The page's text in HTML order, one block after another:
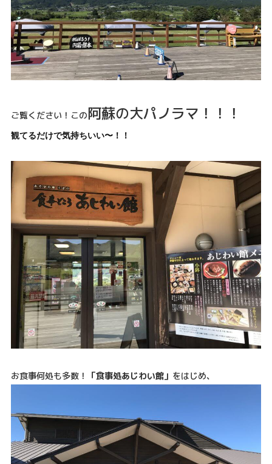
ご覧ください！この阿蘇の大パノラマ！！！
観てるだけで気持ちいい〜！！
お食事何処も多数！ 「食事処あじわい館」 をはじめ、